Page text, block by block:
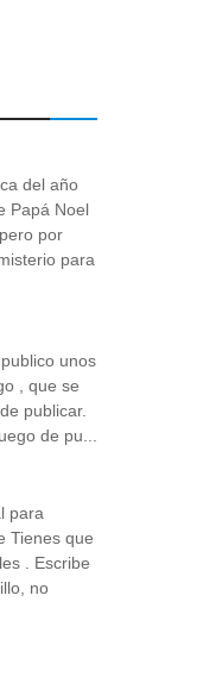
del año
Papá Noel
por
para
unos
, que se
publicar.
de pu...
para
Tienes que
. Escribe
no